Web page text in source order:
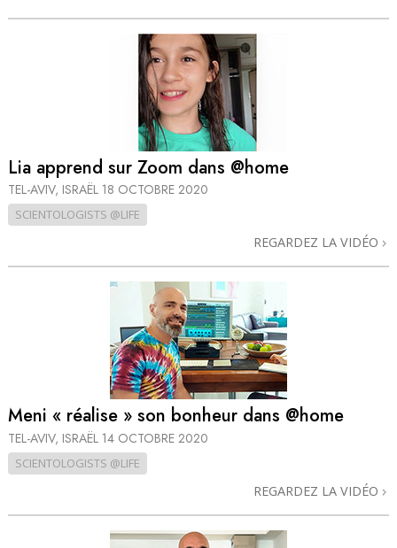
Lia apprend sur Zoom dans @home
TEL-AVIV, ISRAËL 18 OCTOBRE 2020
SCIENTOLOGISTS @LIFE
REGARDEZ LA VIDÉO
Meni « réalise » son bonheur dans @home
TEL-AVIV, ISRAËL 14 OCTOBRE 2020
SCIENTOLOGISTS @LIFE
REGARDEZ LA VIDÉO